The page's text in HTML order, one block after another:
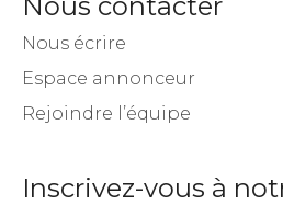
Nous écrire
Espace annonceur
Rejoindre l’équipe
Inscrivez-vous à